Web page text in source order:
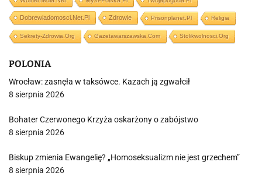
Dobrewiadomosci.net.pl Zdrowie Prisonplanet.pl Religia
Sekrety-Zdrowia.org Gazetawarszawska.com Stolikwolnosci.org
POLONIA
Wrocław: zasnęła w taksówce. Kazach ją zgwałcił
8 sierpnia 2026
Bohater Czerwonego Krzyża oskarżony o zabójstwo
8 sierpnia 2026
Biskup zmienia Ewangelię? „Homoseksualizm nie jest grzechem”
8 sierpnia 2026